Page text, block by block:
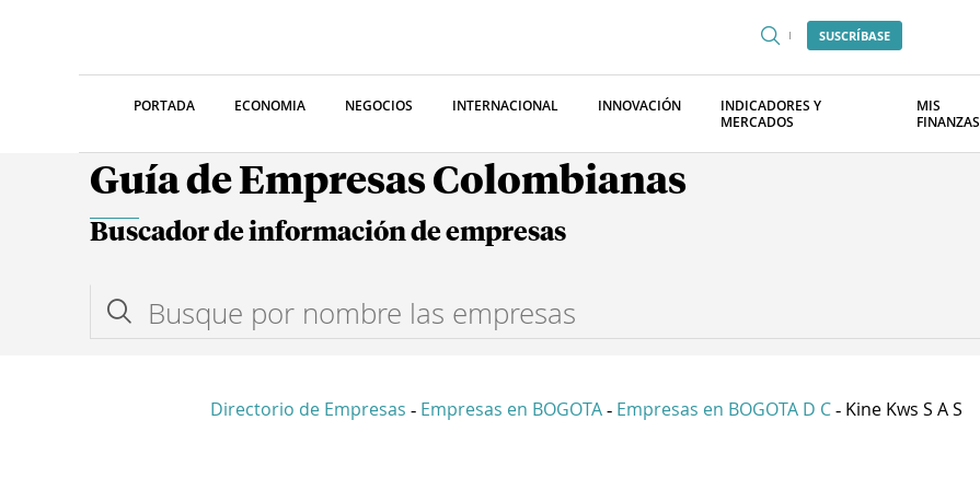
SUSCRÍBASE
PORTADA ECONOMIA NEGOCIOS INTERNACIONAL INNOVACIÓN
INDICADORES Y
MERCADOS
MIS
FINANZAS
Guía de Empresas Colombianas
Buscador de información de empresas
Directorio de Empresas - Empresas en BOGOTA - Empresas en BOGOTA D C - Kine Kws S A S